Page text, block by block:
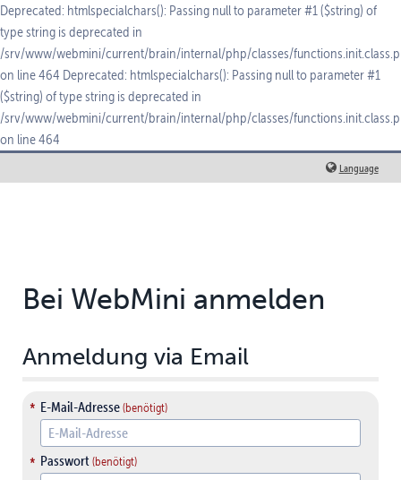
Deprecated: htmlspecialchars(): Passing null to parameter #1 ($string) of
type string is deprecated in
/srv/www/webmini/current/brain/internal/php/classes/
on line 464 Deprecated: htmlspecialchars(): Passing null to parameter #1
($string) of type string is deprecated in
/srv/www/webmini/current/brain/internal/php/classes/
on line 464
Language
Bei WebMini anmelden
Anmeldung via Email
E-Mail-Adresse
Passwort